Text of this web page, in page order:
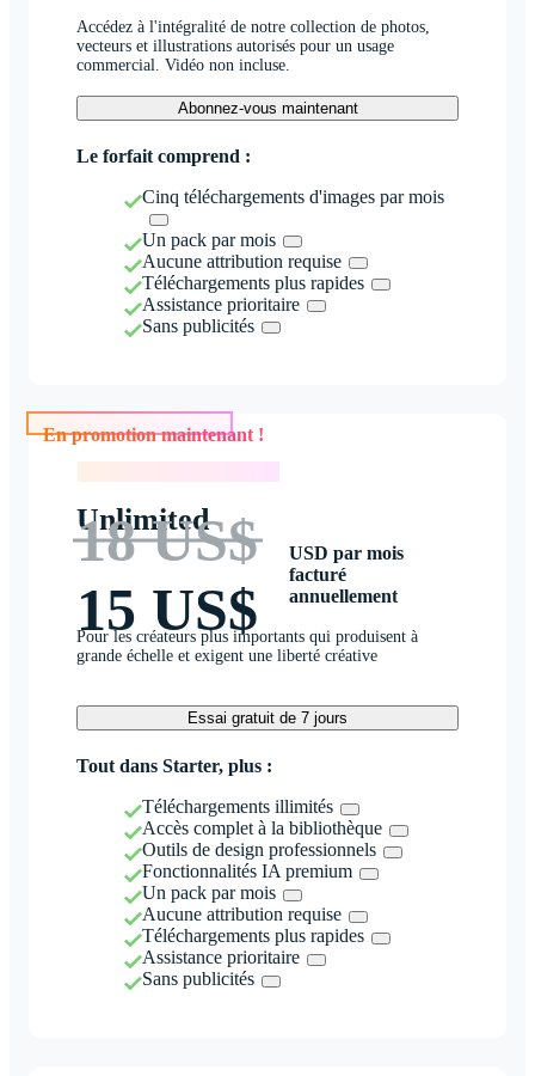
Accédez à l'intégralité de notre collection de photos,
vecteurs et illustrations autorisés pour un usage
commercial. Vidéo non incluse.
Abonnez-vous maintenant
Le forfait comprend :
Cinq téléchargements d'images par mois
Un pack par mois
Aucune attribution requise
Téléchargements plus rapides
Assistance prioritaire
Sans publicités
En promotion maintenant !
Unlimited
18 US$
15 US$
USD par mois
facturé
annuellement
Pour les créateurs plus importants qui produisent à
grande échelle et exigent une liberté créative
Essai gratuit de 7 jours
Tout dans Starter, plus :
Téléchargements illimités
Accès complet à la bibliothèque
Outils de design professionnels
Fonctionnalités IA premium
Un pack par mois
Aucune attribution requise
Téléchargements plus rapides
Assistance prioritaire
Sans publicités